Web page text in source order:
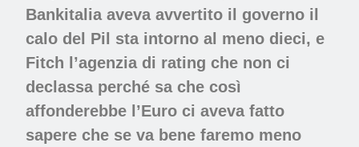
Bankitalia aveva avvertito il governo il
calo del Pil sta intorno al meno dieci, e
Fitch l’agenzia di rating che non ci
declassa perché sa che così
affonderebbe l’Euro ci aveva fatto
sapere che se va bene faremo meno